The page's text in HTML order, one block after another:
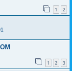
1 2
1 2 3